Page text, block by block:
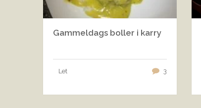
Gammeldags boller i karry
Let 3